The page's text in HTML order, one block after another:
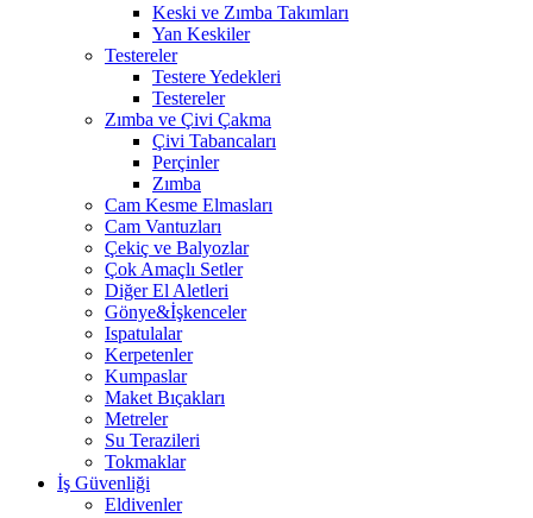
Keski ve Zımba Takımları
Yan Keskiler
Testereler
Testere Yedekleri
Testereler
Zımba ve Çivi Çakma
Çivi Tabancaları
Perçinler
Zımba
Cam Kesme Elmasları
Cam Vantuzları
Çekiç ve Balyozlar
Çok Amaçlı Setler
Diğer El Aletleri
Gönye&İşkenceler
Ispatulalar
Kerpetenler
Kumpaslar
Maket Bıçakları
Metreler
Su Terazileri
Tokmaklar
İş Güvenliği
Eldivenler